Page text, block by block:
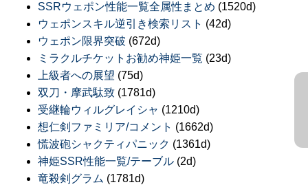
SSRウェポン性能一覧全属性まとめ (1520d)
ウェポンスキル逆引き検索リスト (42d)
ウェポン限界突破 (672d)
ミラクルチケットお勧め神姫一覧 (23d)
上級者への展望 (75d)
双刀・摩武駄致 (1781d)
受継輪ウィルグレイシャ (1210d)
想仁剣ファミリア/コメント (1662d)
慌波砲シャクティパニック (1361d)
神姫SSR性能一覧/テーブル (2d)
竜殺剣グラム (1781d)